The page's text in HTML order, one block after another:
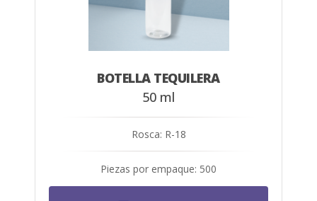
BOTELLA TEQUILERA
50 ml
Rosca: R-18
Piezas por empaque: 500